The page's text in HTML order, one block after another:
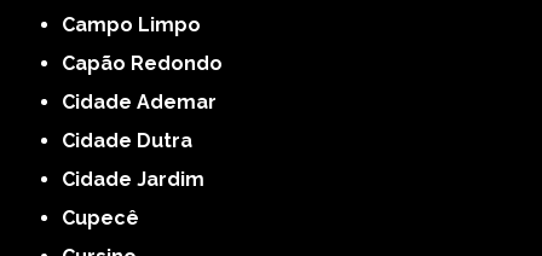
Campo Limpo
Capão Redondo
Cidade Ademar
Cidade Dutra
Cidade Jardim
Cupecê